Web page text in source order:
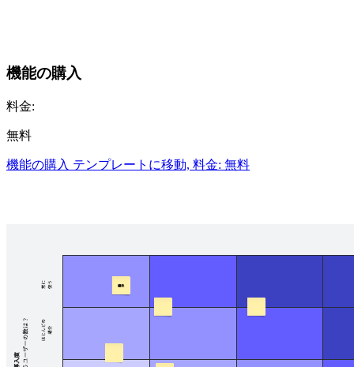
機能の購入
料金:
無料
機能の購入 テンプレートに移動, 料金: 無料